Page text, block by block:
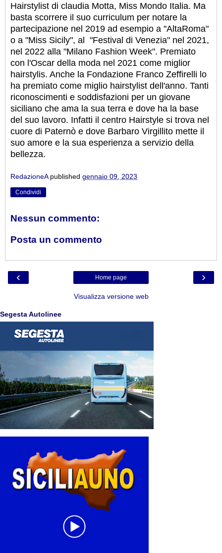
Hairstylist di claudia Motta, Miss Mondo Italia. Ma
basta scorrere il suo curriculum per notare la
partecipazione nel 2019 ad esempio a "AltaRoma"
o a "Miss Sicily", al "Festival di Venezia" nel 2021,
nel 2022 alla "Milano Fashion Week". Premiato
con l'Oscar della moda nel 2021 come miglior
hairstylis. Anche la Fondazione Franco Zeffirelli lo
ha premiato come miglio hairstylist dell'anno. Tanti
riconoscimenti e soddisfazioni per un giovane
siciliano che ama la sua terra e dove ha la base
del suo lavoro. Infatti il centro Hairstyle si trova nel
cuore di Paternò e dove Barbaro Virgillito mette il
suo amore e la sua esperienza a servizio della
bellezza.
RedazioneA published gennaio 09, 2023
Condividi
Nessun commento:
Posta un commento
‹ ›
Home page
Visualizza versione web
Segesta Autolinee